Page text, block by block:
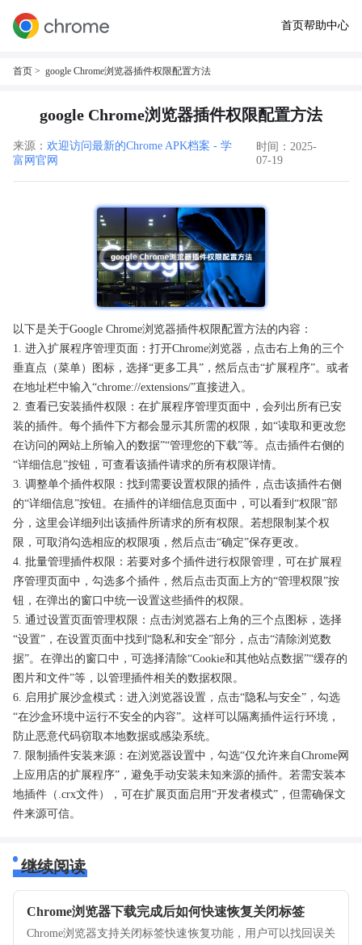
首页帮助中心
首页 > google Chrome浏览器插件权限配置方法
google Chrome浏览器插件权限配置方法
来源： 欢迎访问最新的Chrome APK档案 - 学
富网官网
时间：2025-
07-19
以下是关于Google Chrome浏览器插件权限配置方法的内容：
1. 进入扩展程序管理页面：打开Chrome浏览器，点击右上角的三个
垂直点（菜单）图标，选择“更多工具”，然后点击“扩展程序”。或者
在地址栏中输入“chrome://extensions/”直接进入。
2. 查看已安装插件权限：在扩展程序管理页面中，会列出所有已安
装的插件。每个插件下方都会显示其所需的权限，如“读取和更改您
在访问的网站上所输入的数据”“管理您的下载”等。点击插件右侧的
“详细信息”按钮，可查看该插件请求的所有权限详情。
3. 调整单个插件权限：找到需要设置权限的插件，点击该插件右侧
的“详细信息”按钮。在插件的详细信息页面中，可以看到“权限”部
分，这里会详细列出该插件所请求的所有权限。若想限制某个权
限，可取消勾选相应的权限项，然后点击“确定”保存更改。
4. 批量管理插件权限：若要对多个插件进行权限管理，可在扩展程
序管理页面中，勾选多个插件，然后点击页面上方的“管理权限”按
钮，在弹出的窗口中统一设置这些插件的权限。
5. 通过设置页面管理权限：点击浏览器右上角的三个点图标，选择
“设置”，在设置页面中找到“隐私和安全”部分，点击“清除浏览数
据”。在弹出的窗口中，可选择清除“Cookie和其他站点数据”“缓存的
图片和文件”等，以管理插件相关的数据权限。
6. 启用扩展沙盒模式：进入浏览器设置，点击“隐私与安全”，勾选
“在沙盒环境中运行不安全的内容”。这样可以隔离插件运行环境，
防止恶意代码窃取本地数据或感染系统。
7. 限制插件安装来源：在浏览器设置中，勾选“仅允许来自Chrome网
上应用店的扩展程序”，避免手动安装未知来源的插件。若需安装本
地插件（.crx文件），可在扩展页面启用“开发者模式”，但需确保文
件来源可信。
继续阅读
Chrome浏览器下载完成后如何快速恢复关闭标签
Chrome浏览器支持关闭标签快速恢复功能，用户可以找回误关